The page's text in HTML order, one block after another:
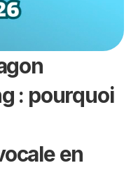
: pourquoi
en